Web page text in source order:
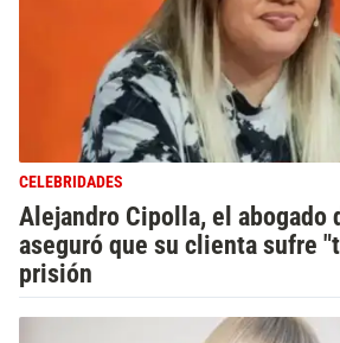
CELEBRIDADES
Alejandro Cipolla, el abogado
aseguró que su clienta sufre
prisión